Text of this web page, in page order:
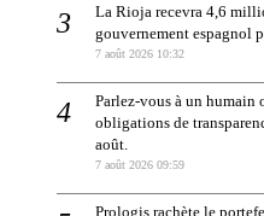
La Rioja recevra 4,6
gouvernement espagnol
7 août 2026 10:32
Parlez-vous à un humain
obligations de
août.
7 août 2026 09:59
Prologis rachète le